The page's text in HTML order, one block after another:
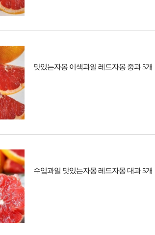
맛있는자몽 이색과일 레드자몽 중과 5개
수입과일 맛있는자몽 레드자몽 대과 5개